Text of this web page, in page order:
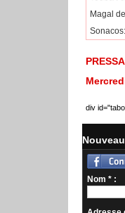
​Magal
div
Nom * :